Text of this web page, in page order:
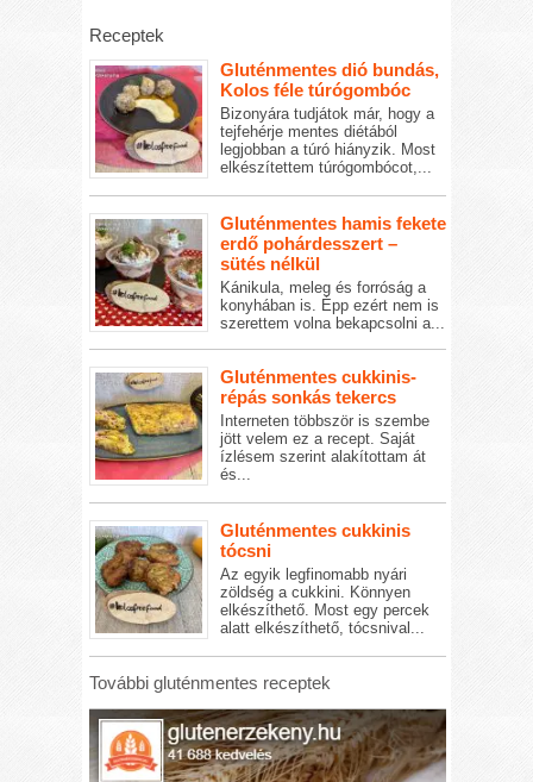
Receptek
Gluténmentes dió bundás,
Kolos féle túrógombóc
Bizonyára tudjátok már, hogy a
tejfehérje mentes diétából
legjobban a túró hiányzik. Most
elkészítettem túrógombócot,...
Gluténmentes hamis fekete
erdő pohárdesszert –
sütés nélkül
Kánikula, meleg és forróság a
konyhában is. Épp ezért nem is
szerettem volna bekapcsolni a...
Gluténmentes cukkinis-
répás sonkás tekercs
Interneten többször is szembe
jött velem ez a recept. Saját
ízlésem szerint alakítottam át
és...
Gluténmentes cukkinis
tócsni
Az egyik legfinomabb nyári
zöldség a cukkini. Könnyen
elkészíthető. Most egy percek
alatt elkészíthető, tócsnival...
További gluténmentes receptek